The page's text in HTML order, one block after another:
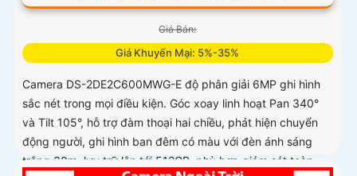
Giá Bán:
Giá Khuyến Mại: 5%-35%
Camera DS-2DE2C600MWG-E độ phân giải 6MP ghi hình
sắc nét trong mọi điều kiện. Góc xoay linh hoạt Pan 340°
và Tilt 105°, hỗ trợ đàm thoại hai chiều, phát hiện chuyển
động người, ghi hình ban đêm có màu với đèn ánh sáng
trắng 30m, lưu trữ lên tới 512GB, phù hợp giám sát toàn